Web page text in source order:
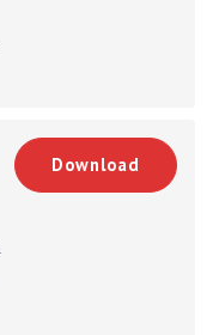
Download